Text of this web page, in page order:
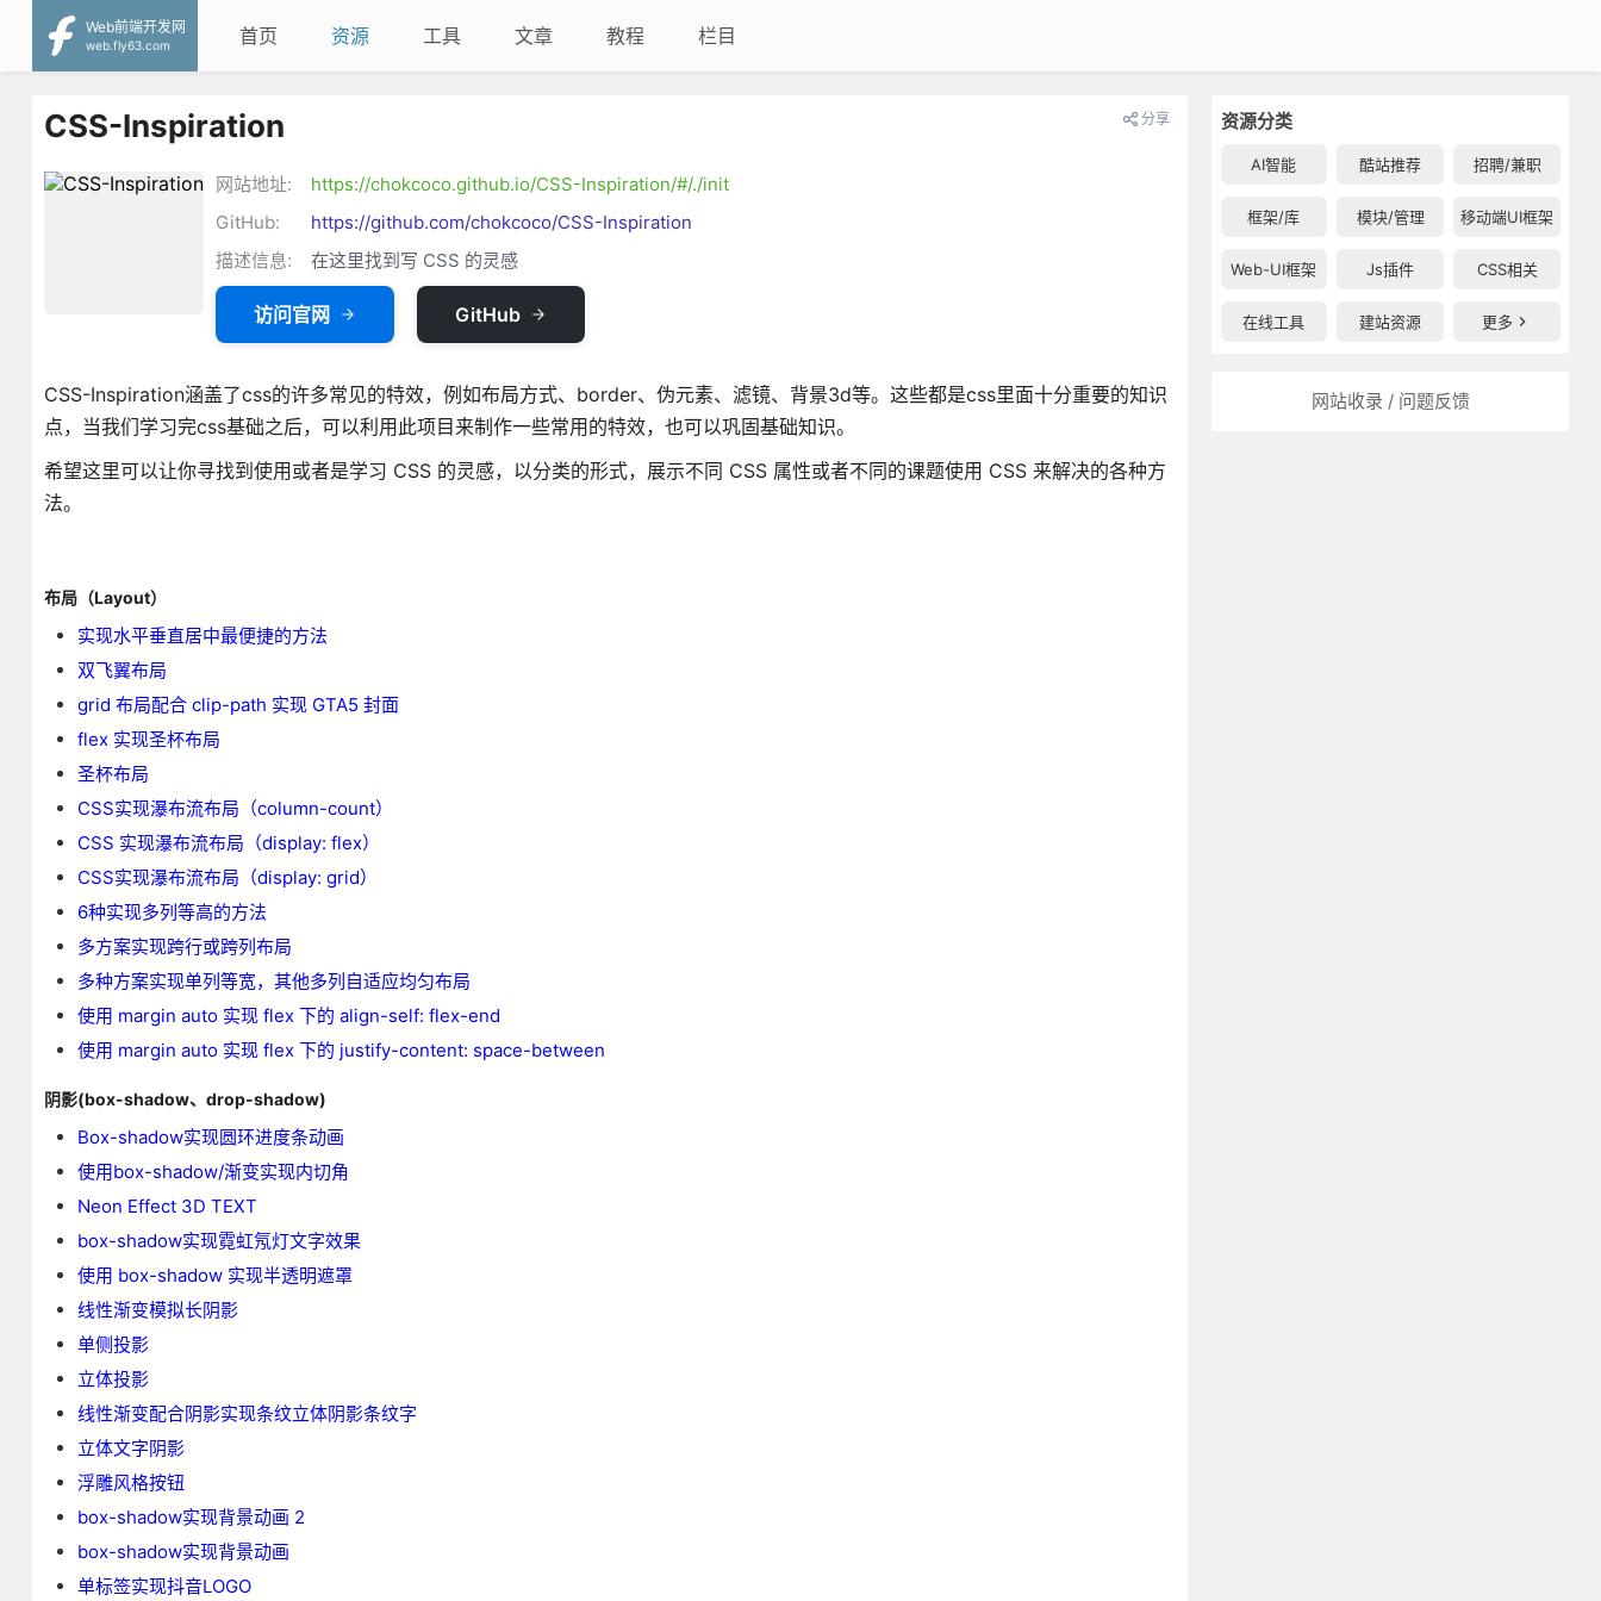
Web前端开发网
web.fly63.com
首页 资源 工具 文章 教程 栏目
资源分类
AI智能 酷站推荐 招聘/兼职
框架/库 模块/管理 移动端UI框架
Web-UI框架 Js插件 CSS相关
在线工具 建站资源 更多
网站收录 / 问题反馈
CSS-Inspiration 分享
网站地址:
https://chokcoco.github.io/CSS-Inspiration/#/./init
GitHub:
https://github.com/chokcoco/CSS-Inspiration
描述信息:
在这里找到写 CSS 的灵感
访问官网 GitHub
CSS-Inspiration涵盖了css的许多常见的特效，例如布局方式、border、伪元素、滤镜、背景3d等。这些都是css里面十分重要的知识
点，当我们学习完css基础之后，可以利用此项目来制作一些常用的特效，也可以巩固基础知识。
希望这里可以让你寻找到使用或者是学习 CSS 的灵感，以分类的形式，展示不同 CSS 属性或者不同的课题使用 CSS 来解决的各种方
法。
布局（Layout）
实现水平垂直居中最便捷的方法
双飞翼布局
grid 布局配合 clip-path 实现 GTA5 封面
flex 实现圣杯布局
圣杯布局
CSS实现瀑布流布局（column-count）
CSS 实现瀑布流布局（display: flex）
CSS实现瀑布流布局（display: grid）
6种实现多列等高的方法
多方案实现跨行或跨列布局
多种方案实现单列等宽，其他多列自适应均匀布局
使用 margin auto 实现 flex 下的 align-self: flex-end
使用 margin auto 实现 flex 下的 justify-content: space-between
阴影(box-shadow、drop-shadow)
Box-shadow实现圆环进度条动画
使用box-shadow/渐变实现内切角
Neon Effect 3D TEXT
box-shadow实现霓虹氖灯文字效果
使用 box-shadow 实现半透明遮罩
线性渐变模拟长阴影
单侧投影
立体投影
线性渐变配合阴影实现条纹立体阴影条纹字
立体文字阴影
浮雕风格按钮
box-shadow实现背景动画 2
box-shadow实现背景动画
单标签实现抖音LOGO